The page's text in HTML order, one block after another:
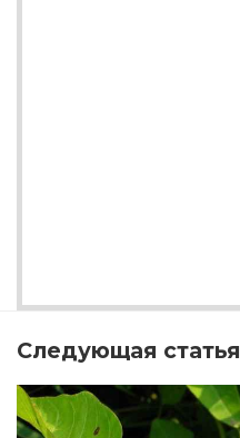
Следующая статья